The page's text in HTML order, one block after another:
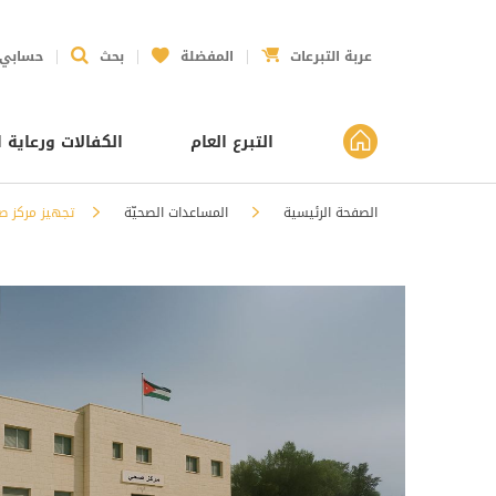
حسابي بحث المفضلة عربة التبرعات
التبرع العام الكفالات ورعاية
الصفحة الرئيسية المساعدات الصحيّة تجهيز